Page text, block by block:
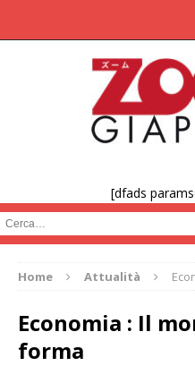
[dfads
Cerca :
Home Attualità
Economia : Il
forma